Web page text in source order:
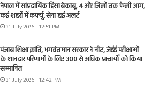
नेपाल में सांप्रदायिक हिंसा बेकाबू, 4 और जिलों तक फैली आग,
कई शहरों में कर्फ्यू, सेना हाई अलर्ट
31 July 2026 - 12:51 PM
पंजाब शिक्षा क्रांति, भगवंत मान सरकार ने नीट, जेईई परीक्षाओं
के शानदार परिणामों के लिए 300 से अधिक प्राचार्यों को किया
सम्मानित
31 July 2026 - 12:42 PM